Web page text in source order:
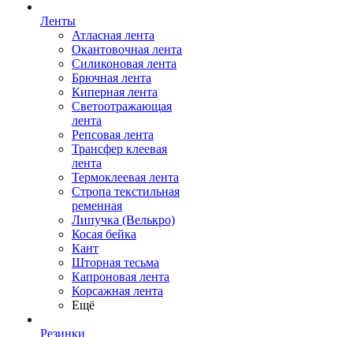
Ленты
Атласная лента
Окантовочная лента
Силиконовая лента
Брючная лента
Киперная лента
Светоотражающая
лента
Репсовая лента
Трансфер клеевая
лента
Термоклеевая лента
Стропа текстильная
ременная
Липучка (Велькро)
Косая бейка
Кант
Шторная тесьма
Капроновая лента
Корсажная лента
Ещё
Резинки